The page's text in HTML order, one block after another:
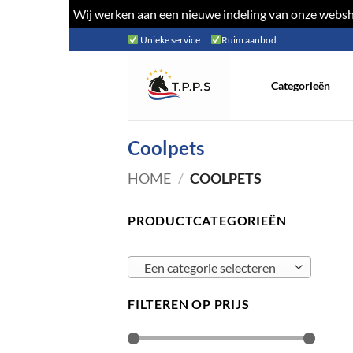
Wij werken aan een nieuwe indeling van onze
naar
Unieke service Ruim aanbod
Categorieën
Coolpets
HOME / COOLPETS
PRODUCTCATEGORIEËN
Een categorie selecteren
FILTEREN OP PRIJS